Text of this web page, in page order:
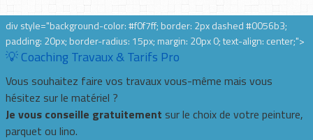
div style="background-color: #f0f7ff; border: 2px dashed #0056b3;
padding: 20px; border-radius: 15px; margin: 20px 0; text-align: center;">
💡 Coaching Travaux & Tarifs Pro
Vous souhaitez faire vos travaux vous-même mais vous
hésitez sur le matériel ?
Je vous conseille gratuitement sur le choix de votre peinture,
parquet ou lino.